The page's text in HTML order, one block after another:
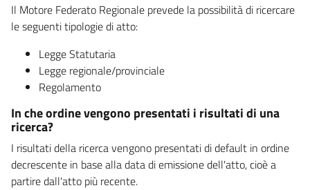
Il Motore Federato Regionale prevede la possibilità di ricercare
le seguenti tipologie di atto:
Legge Statutaria
Legge regionale/provinciale
Regolamento
In che ordine vengono presentati i risultati di una
ricerca?
I risultati della ricerca vengono presentati di default in ordine
decrescente in base alla data di emissione dell'atto, cioè a
partire dall'atto più recente.